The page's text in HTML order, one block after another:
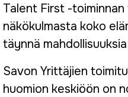
Talent First -
näkökulmasta koko
täynnä
Savon Yrittäjien
huomion keskiöön on